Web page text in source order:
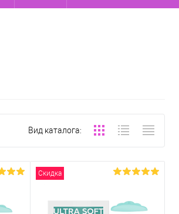
Вид каталога:
Скидка